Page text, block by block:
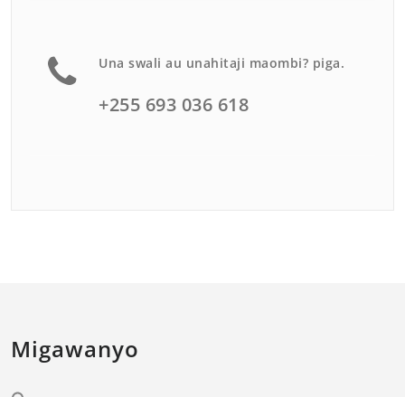
Una swali au unahitaji maombi? piga.
+255 693 036 618
Migawanyo